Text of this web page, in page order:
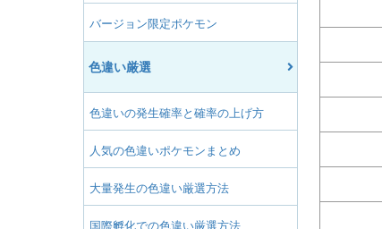
バージョン限定ポケモン
色違い厳選
色違いの発生確率と確率の上げ方
人気の色違いポケモンまとめ
大量発生の色違い厳選方法
国際孵化での色違い厳選方法